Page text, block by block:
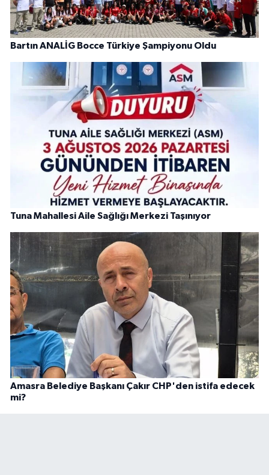
Bartın ANALİG Bocce Türkiye Şampiyonu Oldu
Tuna Mahallesi Aile Sağlığı Merkezi Taşınıyor
Amasra Belediye Başkanı Çakır CHP'den istifa edecek
mi?